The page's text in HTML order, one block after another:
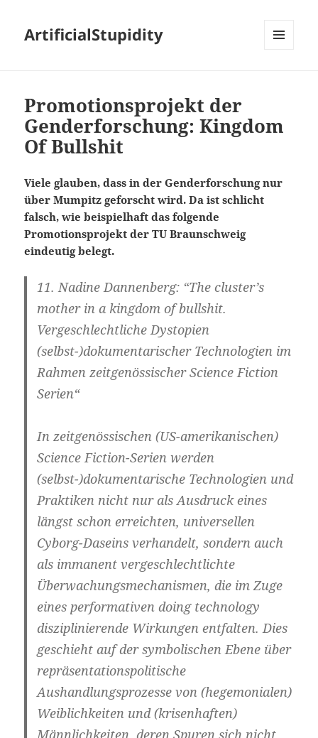
ArtificialStupidity
Promotionsprojekt der
Genderforschung: Kingdom
Of Bullshit
Viele glauben, dass in der Genderforschung nur
über Mumpitz geforscht wird. Da ist schlicht
falsch, wie beispielhaft das folgende
Promotionsprojekt der TU Braunschweig
eindeutig belegt.
11. Nadine Dannenberg: “The cluster’s
mother in a kingdom of bullshit.
Vergeschlechtliche Dystopien
(selbst-)dokumentarischer Technologien im
Rahmen zeitgenössischer Science Fiction
Serien“
In zeitgenössischen (US-amerikanischen)
Science Fiction-Serien werden
(selbst-)dokumentarische Technologien und
Praktiken nicht nur als Ausdruck eines
längst schon erreichten, universellen
Cyborg-Daseins verhandelt, sondern auch
als immanent vergeschlechtlichte
Überwachungsmechanismen, die im Zuge
eines performativen doing technology
disziplinierende Wirkungen entfalten. Dies
geschieht auf der symbolischen Ebene über
repräsentationspolitische
Aushandlungsprozesse von (hegemonialen)
Weiblichkeiten und (krisenhaften)